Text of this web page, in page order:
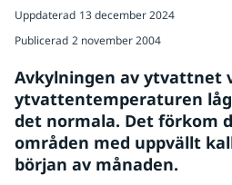
Uppdaterad 13 december 2024
Publicerad 2 november 2004
Avkylningen av ytvattnet
ytvattentemperaturen låg
det normala. Det förkom
områden med uppvällt
början av månaden.